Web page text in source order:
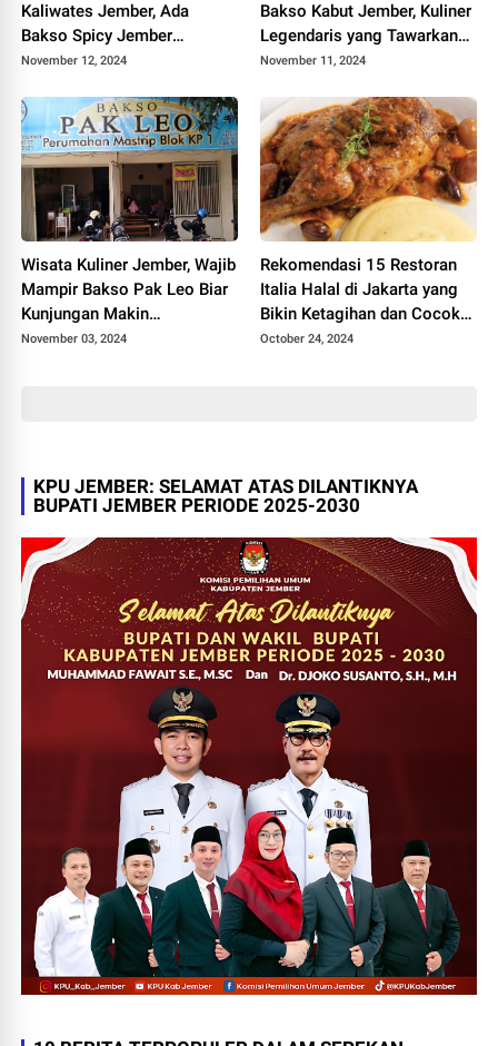
Kaliwates Jember, Ada
Bakso Spicy Jember
Tawarkan Rute dan Harga
November 12, 2024
Bakso Kabut Jember, Kuliner
Legendaris yang Tawarkan
Harga dan Rute Terjangkau
November 11, 2024
Wisata Kuliner Jember, Wajib
Mampir Bakso Pak Leo Biar
Kunjungan Makin
Menyenangkan
November 03, 2024
Rekomendasi 15 Restoran
Italia Halal di Jakarta yang
Bikin Ketagihan dan Cocok
untuk Pilihan Nongkrong
October 24, 2024
KPU JEMBER: SELAMAT ATAS DILANTIKNYA
BUPATI JEMBER PERIODE 2025-2030